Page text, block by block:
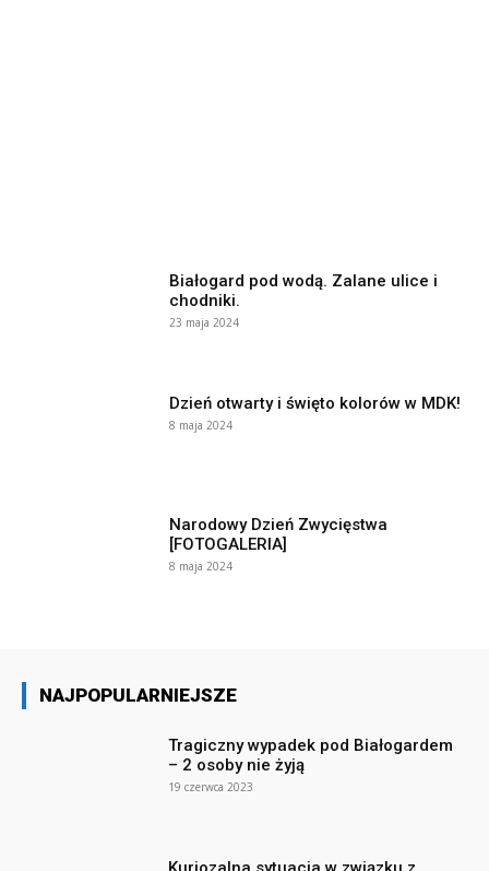
Białogard pod wodą. Zalane ulice i
chodniki.
23 maja 2024
Dzień otwarty i święto kolorów w MDK!
8 maja 2024
Narodowy Dzień Zwycięstwa
[FOTOGALERIA]
8 maja 2024
NAJPOPULARNIEJSZE
Tragiczny wypadek pod Białogardem
– 2 osoby nie żyją
19 czerwca 2023